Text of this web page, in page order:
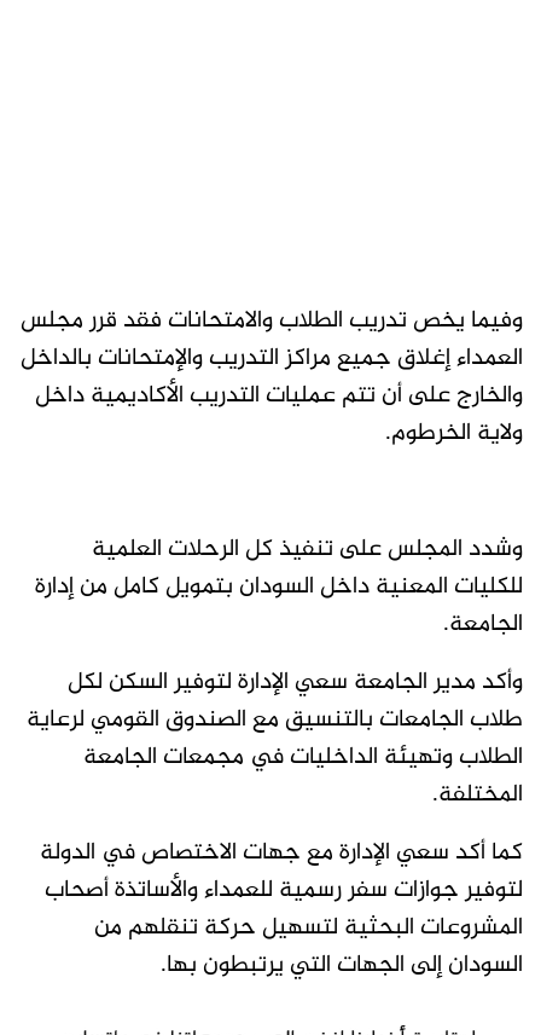
وفيما يخص تدريب الطلاب والامتحانات فقد قرر مجلس
العمداء إغلاق جميع مراكز التدريب والإمتحانات بالداخل
والخارج على أن تتم عمليات التدريب الأكاديمية داخل
ولاية الخرطوم.
وشدد المجلس على تنفيذ كل الرحلات العلمية
للكليات المعنية داخل السودان بتمويل كامل من إدارة
الجامعة.
وأكد مدير الجامعة سعي الإدارة لتوفير السكن لكل
طلاب الجامعات بالتنسيق مع الصندوق القومي لرعاية
الطلاب وتهيئة الداخليات في مجمعات الجامعة
المختلفة.
كما أكد سعي الإدارة مع جهات الاختصاص في الدولة
لتوفير جوازات سفر رسمية للعمداء والأساتذة أصحاب
المشروعات البحثية لتسهيل حركة تنقلهم من
السودان إلى الجهات التي يرتبطون بها.